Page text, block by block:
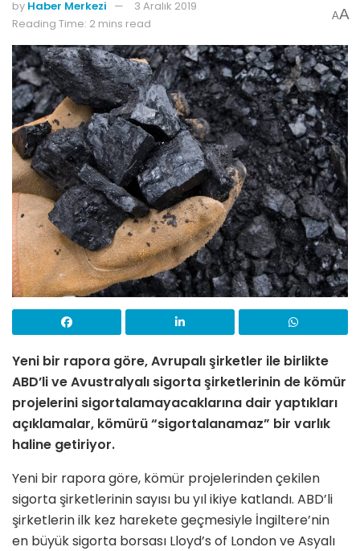
by Haber Merkezi
3 Aralık 2019
Reading Time: 2 mins read
AA
Yeni bir rapora göre, Avrupalı şirketler ile birlikte
ABD’li ve Avustralyalı sigorta şirketlerinin de kömür
projelerini sigortalamayacaklarına dair yaptıkları
açıklamalar, kömürü “sigortalanamaz” bir varlık
haline getiriyor.
Yeni bir rapora göre, kömür projelerinden çekilen
sigorta şirketlerinin sayısı bu yıl ikiye katlandı. ABD’li
şirketlerin ilk kez harekete geçmesiyle İngiltere’nin
en büyük sigorta borsası Lloyd’s of London ve Asyalı